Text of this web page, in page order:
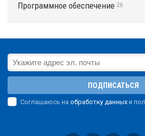
Программное обеспечение 26
ПОДПИСАТЬСЯ
Соглашаюсь на обработку данных и